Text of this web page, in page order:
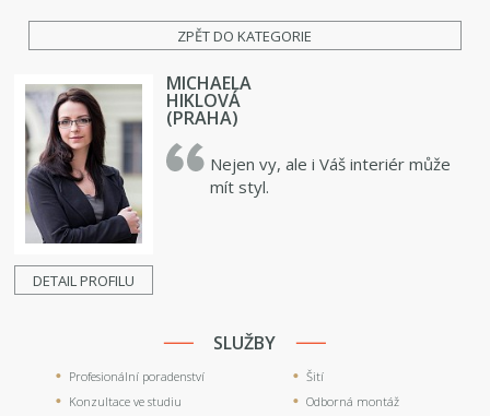
ZPĚT DO KATEGORIE
DETAIL PROFILU
MICHAELA
HIKLOVÁ
(PRAHA)
Nejen vy, ale i Váš interiér může
mít styl.
SLUŽBY
Profesionální poradenství
Konzultace ve studiu
Šití
Odborná montáž